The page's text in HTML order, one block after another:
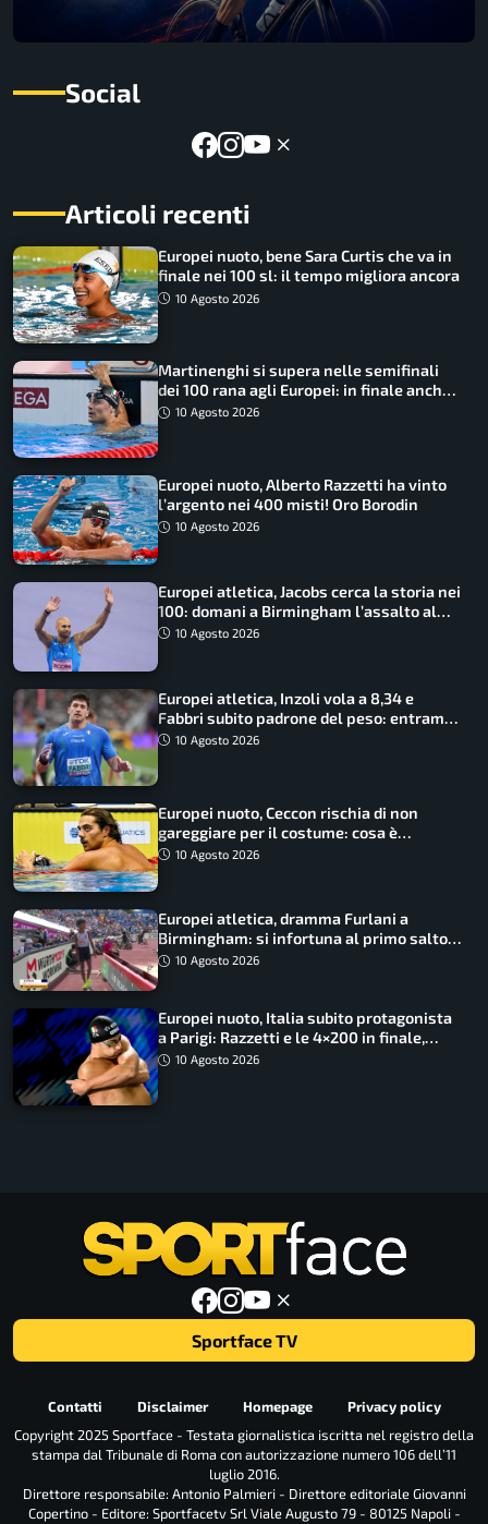
Social
Articoli recenti
Europei nuoto, bene Sara Curtis che va in
finale nei 100 sl: il tempo migliora ancora
10 Agosto 2026
Martinenghi si supera nelle semifinali
dei 100 rana agli Europei: in finale anche
Cerasuolo
10 Agosto 2026
Europei nuoto, Alberto Razzetti ha vinto
l’argento nei 400 misti! Oro Borodin
10 Agosto 2026
Europei atletica, Jacobs cerca la storia nei
100: domani a Birmingham l’assalto al
terzo oro consecutivo
10 Agosto 2026
Europei atletica, Inzoli vola a 8,34 e
Fabbri subito padrone del peso: entrambi
in finale col miglior risultato
10 Agosto 2026
Europei nuoto, Ceccon rischia di non
gareggiare per il costume: cosa è
successo
10 Agosto 2026
Europei atletica, dramma Furlani a
Birmingham: si infortuna al primo salto
ed esce in carrozzina
10 Agosto 2026
Europei nuoto, Italia subito protagonista
a Parigi: Razzetti e le 4×200 in finale,
Quadarella domina gli 800
10 Agosto 2026
Sportface TV
Contatti Disclaimer Homepage
Privacy policy
Copyright 2025 Sportface - Testata giornalistica iscritta nel registro della
stampa dal Tribunale di Roma con autorizzazione numero 106 dell’11
luglio 2016.
Direttore responsabile: Antonio Palmieri - Direttore editoriale Giovanni
Copertino - Editore: Sportfacetv Srl Viale Augusto 79 - 80125 Napoli -